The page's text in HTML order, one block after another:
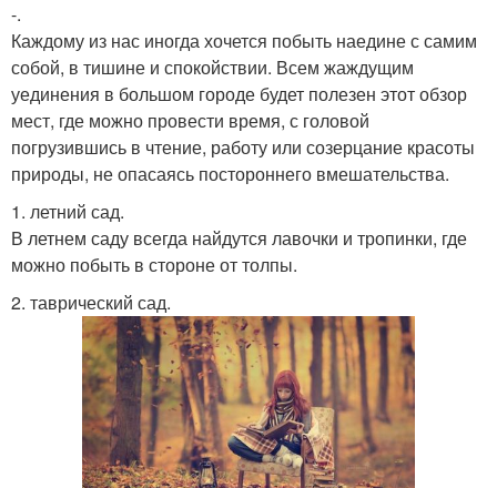
-.
Каждому из нас иногда хочется побыть наедине с самим
собой, в тишине и спокойствии. Всем жаждущим
уединения в большом городе будет полезен этот обзор
мест, где можно провести время, с головой
погрузившись в чтение, работу или созерцание красоты
природы, не опасаясь постороннего вмешательства.
1. летний сад.
В летнем саду всегда найдутся лавочки и тропинки, где
можно побыть в стороне от толпы.
2. таврический сад.